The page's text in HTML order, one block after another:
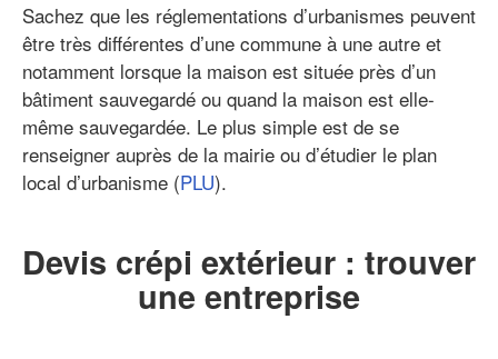
Sachez que les réglementations d’urbanismes peuvent
être très différentes d’une commune à une autre et
notamment lorsque la maison est située près d’un
bâtiment sauvegardé ou quand la maison est elle-
même sauvegardée. Le plus simple est de se
renseigner auprès de la mairie ou d’étudier le plan
local d’urbanisme (PLU).
Devis crépi extérieur : trouver
une entreprise